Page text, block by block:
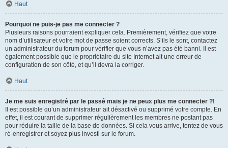
Haut
Pourquoi ne puis-je pas me connecter ?
Plusieurs raisons pourraient expliquer cela. Premièrement, vérifiez que votre
nom d’utilisateur et votre mot de passe soient corrects. S’ils le sont, contactez
un administrateur du forum pour vérifier que vous n’avez pas été banni. Il est
également possible que le propriétaire du site Internet ait une erreur de
configuration de son côté, et qu’il devra la corriger.
Haut
Je me suis enregistré par le passé mais je ne peux plus me connecter ?!
Il est possible qu’un administrateur ait désactivé ou supprimé votre compte. En
effet, il est courant de supprimer régulièrement les membres ne postant pas
pour réduire la taille de la base de données. Si cela vous arrive, tentez de vous
ré-enregistrer et soyez plus investi sur le forum.